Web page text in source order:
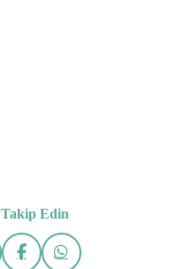
Edin